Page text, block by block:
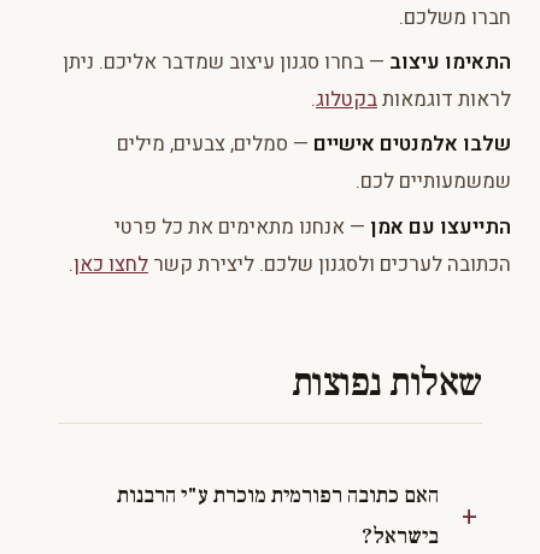
חברו משלכם.
התאימו עיצוב — בחרו סגנון עיצוב שמדבר אליכם. ניתן
לראות דוגמאותבקטלוג.
שלבו אלמנטים אישיים — סמלים, צבעים, מילים
שמשמעותיים לכם.
התייעצו עם אמן — אנחנו מתאימים את כל פרטי
הכתובה לערכים ולסגנון שלכם. ליצירת קשר לחצו כאן.
שאלות נפוצות
האם כתובה רפורמית מוכרת ע"י הרבנות
בישראל?